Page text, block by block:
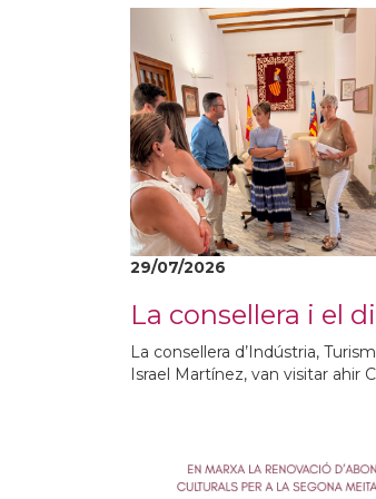
29/07/2026
La consellera i el
La consellera d’Indústria,
Israel Martínez, van visitar ahir